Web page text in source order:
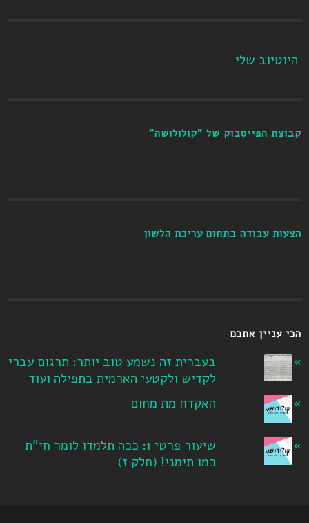
היוטיוב שלי
קבוצת הפייסבוק של "קולולושה"
הצעות עבודה בתחום עריכת הלשון
הכי עניין אתכם
בעברית זה נשמע טוב יותר: תרגום עברי
לקדיש ולקטעי הארמית בתפילה ועוד
האקדח מת מחום
שיעור פרטי 1: ככה תלמדו לומר חי"ת
כמו תימני! ‏(חלק ז‏)